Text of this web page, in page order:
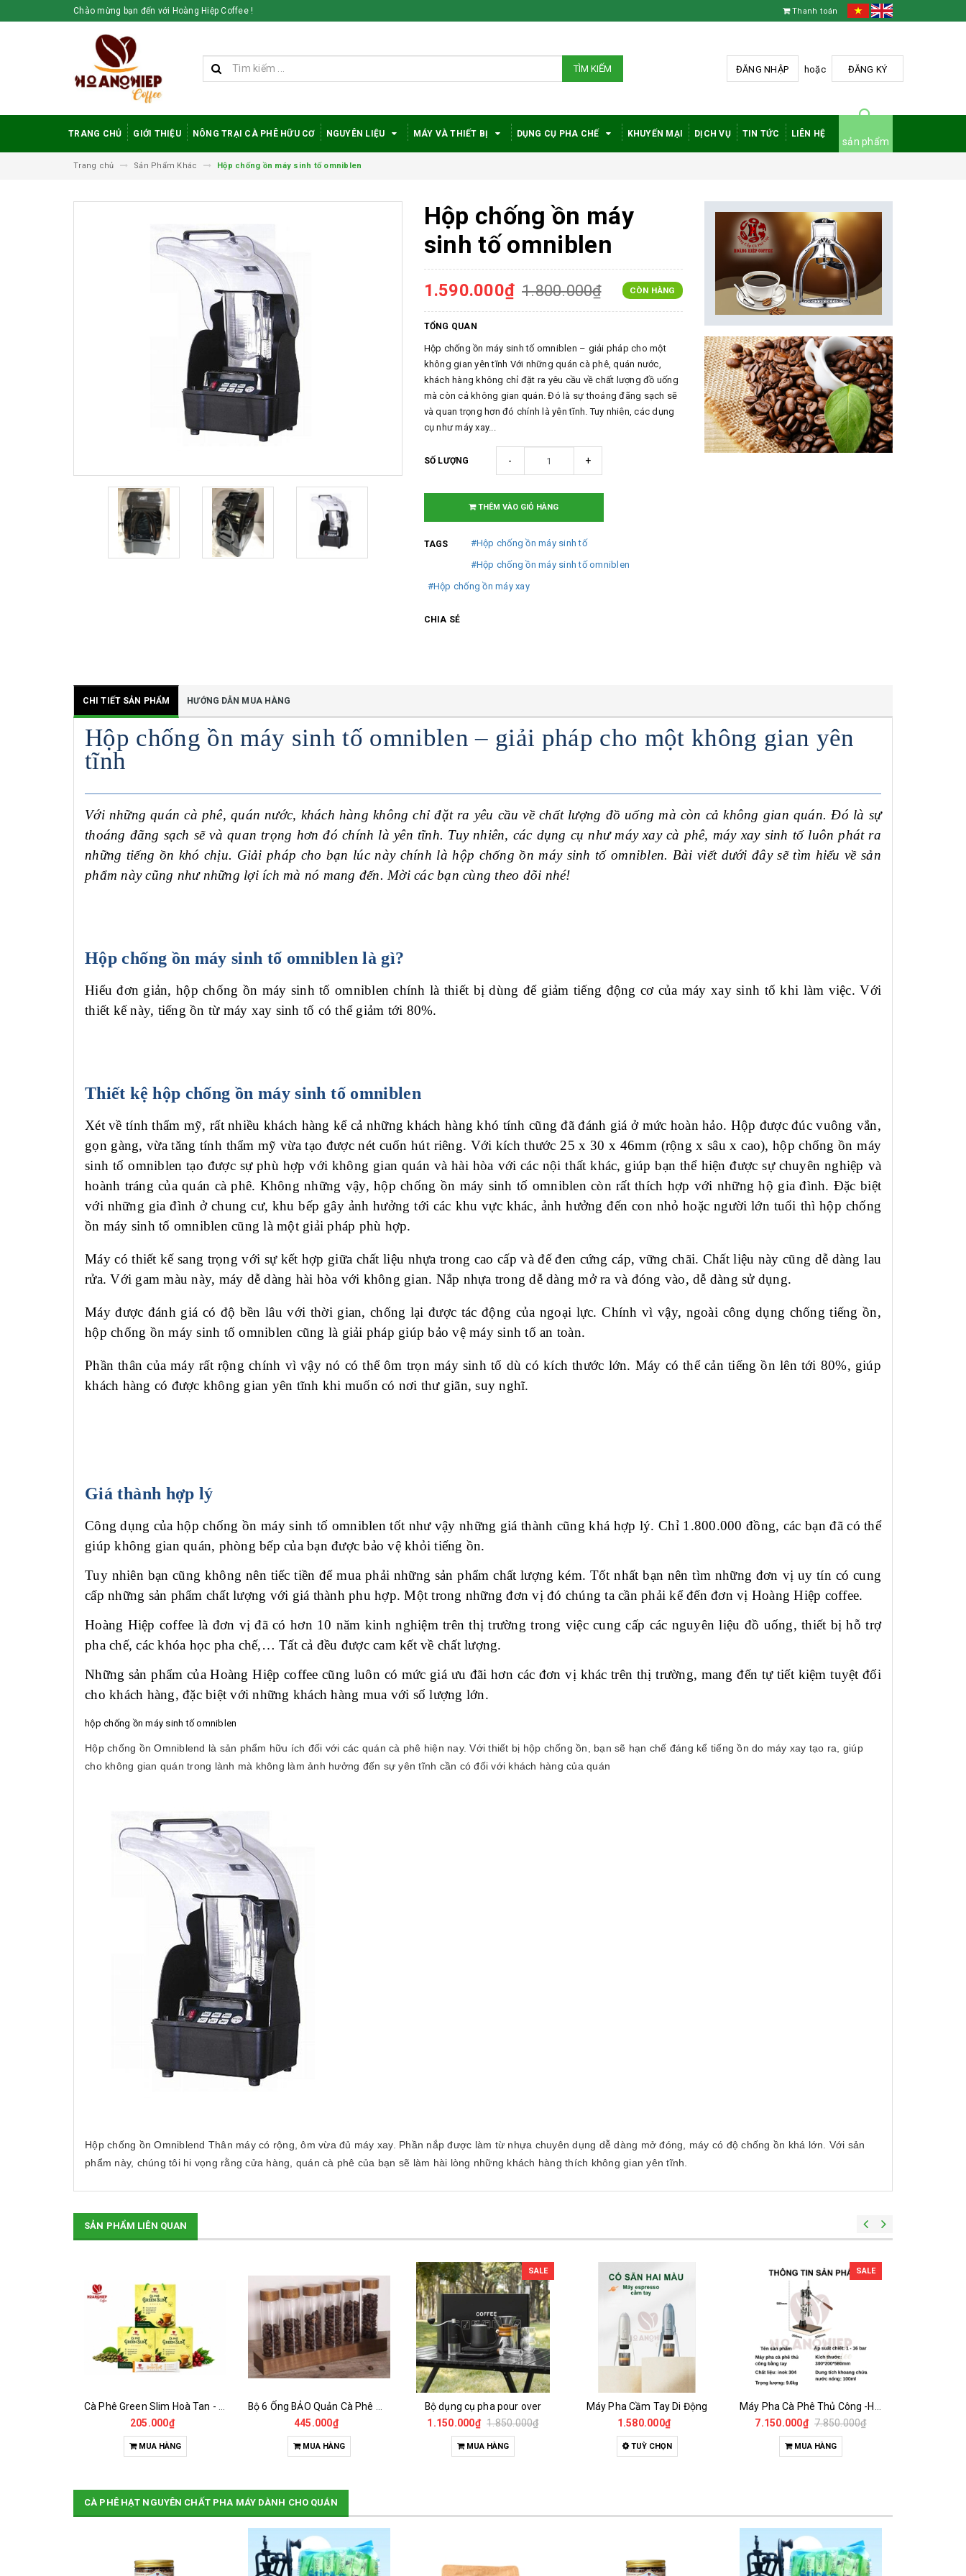
Chào mừng bạn đến với Hoàng Hiệp Coffee ! Thanh toán
TÌM KIẾM ĐĂNG NHẬP hoặc ĐĂNG KÝ
TRANG CHỦ GIỚI THIỆU NÔNG TRẠI CÀ PHÊ HỮU CƠ NGUYÊN LIỆU MÁY VÀ THIẾT BỊ DỤNG CỤ PHA CHẾ KHUYẾN MẠI DỊCH VỤ TIN TỨC LIÊN HỆ
sản phẩm
Trang chủ Sản Phẩm Khác Hộp chống ồn máy sinh tố omniblen
Hộp chống ồn máy
sinh tố omniblen
1.590.000₫ 1.800.000₫ CÒN HÀNG
TỔNG QUAN
Hộp chống ồn máy sinh tố omniblen – giải pháp cho một
không gian yên tĩnh Với những quán cà phê, quán nước,
khách hàng không chỉ đặt ra yêu cầu về chất lượng đồ uống
mà còn cả không gian quán. Đó là sự thoáng đãng sạch sẽ
và quan trọng hơn đó chính là yên tĩnh. Tuy nhiên, các dụng
cụ như máy xay...
SỐ LƯỢNG - +
THÊM VÀO GIỎ HÀNG
TAGS
#Hộp chống ồn máy sinh tố
#Hộp chống ồn máy sinh tố omniblen
#Hộp chống ồn máy xay
CHIA SẺ
CHI TIẾT SẢN PHẨM HƯỚNG DẪN MUA HÀNG
Hộp chống ồn máy sinh tố omniblen – giải pháp cho một không gian yên
tĩnh
Với những quán cà phê, quán nước, khách hàng không chỉ đặt ra yêu cầu về chất lượng đồ uống mà còn cả không gian quán. Đó là sự
thoáng đãng sạch sẽ và quan trọng hơn đó chính là yên tĩnh. Tuy nhiên, các dụng cụ như máy xay cà phê, máy xay sinh tố luôn phát ra
những tiếng ồn khó chịu. Giải pháp cho bạn lúc này chính là hộp chống ồn máy sinh tố omniblen. Bài viết dưới đây sẽ tìm hiểu về sản
phẩm này cũng như những lợi ích mà nó mang đến. Mời các bạn cùng theo dõi nhé!
Hộp chống ồn máy sinh tố omniblen là gì?
Hiểu đơn giản, hộp chống ồn máy sinh tố omniblen chính là thiết bị dùng để giảm tiếng động cơ của máy xay sinh tố khi làm việc. Với
thiết kế này, tiếng ồn từ máy xay sinh tố có thể giảm tới 80%.
Thiết kệ hộp chống ồn máy sinh tố omniblen
Xét về tính thẩm mỹ, rất nhiều khách hàng kể cả những khách hàng khó tính cũng đã đánh giá ở mức hoàn hảo. Hộp được đúc vuông vắn,
gọn gàng, vừa tăng tính thẩm mỹvừatạo được nét cuốn hút riêng. Với kích thước 25 x 30 x 46mm (rộng x sâu x cao), hộp chống ồn máy
sinh tố omniblen tạo được sự phù hợp với không gian quán và hài hòa với các nội thất khác, giúp bạn thể hiện được sự chuyên nghiệp và
hoành tráng của quán cà phê. Không những vậy, hộp chống ồn máy sinh tố omniblen còn rất thích hợp với những hộ gia đình. Đặc biệt
với những gia đình ở chung cư, khu bếp gây ảnh hưởng tới các khu vực khác, ảnh hưởng đến con nhỏ hoặc người lớn tuổi thì hộp chống
ồn máy sinh tố omniblen cũng là một giải pháp phù hợp.
Máy có thiết kế sang trọng với sự kết hợp giữa chất liệu nhựa trong cao cấp và đế đen cứng cáp, vững chãi. Chất liệu này cũng dễ dàng lau
rửa. Với gam màu này, máy dễ dàng hài hòa với không gian. Nắp nhựa trong dễ dàng mở ra và đóng vào, dễ dàng sử dụng.
Máy được đánh giá có độ bền lâu với thời gian, chống lại được tác động của ngoại lực. Chính vì vậy, ngoài công dụng chống tiếng ồn,
hộp chống ồn máy sinh tố omniblen cũng là giải pháp giúp bảo vệ máy sinh tố an toàn.
Phần thân của máy rất rộng chính vì vậy nó có thể ôm trọn máy sinh tố dù có kích thước lớn. Máy có thể cản tiếng ồn lên tới 80%, giúp
khách hàng có được không gian yên tĩnh khi muốn có nơi thư giãn, suy nghĩ.
Giá thành hợp lý
Công dụng của hộp chống ồn máy sinh tố omniblen tốt như vậy những giá thành cũng khá hợp lý. Chỉ 1.800.000 đồng, các bạn đã có thể
giúp không gian quán, phòng bếp của bạn được bảo vệ khỏi tiếng ồn.
Tuy nhiên bạn cũng không nên tiếc tiền để mua phải những sản phẩm chất lượng kém. Tốt nhất bạn nên tìm những đơn vị uy tín có cung
cấp những sản phẩm chất lượng với giá thành phu hợp. Một trong những đơn vị đó chúng ta cần phải kể đến đơn vị Hoàng Hiệp coffee.
Hoàng Hiệp coffee là đơn vị đã có hơn 10 năm kinh nghiệm trên thị trường trong việc cung cấp các nguyên liệu đồ uống, thiết bị hỗ trợ
pha chế, các khóa học pha chế,… Tất cả đều được cam kết về chất lượng.
Những sản phẩm của Hoàng Hiệp coffee cũng luôn có mức giá ưu đãi hơn các đơn vị khác trên thị trường, mang đến tự tiết kiệm tuyệt đối
cho khách hàng, đặc biệt với những khách hàng mua với số lượng lớn.
hộp chống ồn máy sinh tố omniblen
Hộp chống ồn Omniblend là sản phẩm hữu ích đối với các quán cà phê hiện nay. Với thiết bị hộp chống ồn, bạn sẽ hạn chế đáng kể tiếng ồn do máy xay tạo ra, giúp
cho không gian quán trong lành mà không làm ảnh hưởng đến sự yên tĩnh cần có đối với khách hàng của quán
Hộp chống ồn Omniblend Thân máy có rộng, ôm vừa đủ máy xay. Phần nắp được làm từ nhựa chuyên dụng dễ dàng mở đóng, máy có độ chống ồn khá lớn. Với sản
phẩm này, chúng tôi hi vọng rằng cửa hàng, quán cà phê của bạn sẽ làm hài lòng những khách hàng thích không gian yên tĩnh.
SẢN PHẨM LIÊN QUAN
205.000₫
MUA HÀNG
445.000₫
MUA HÀNG
SALE
Bộ dụng cụ pha pour over
1.150.000₫ 1.850.000₫
MUA HÀNG
Máy Pha Cầm Tay Di Động
1.580.000₫
TUỲ CHỌN
SALE
7.150.000₫ 7.850.000₫
MUA HÀNG
CÀ PHÊ HẠT NGUYÊN CHẤT PHA MÁY DÀNH CHO QUÁN